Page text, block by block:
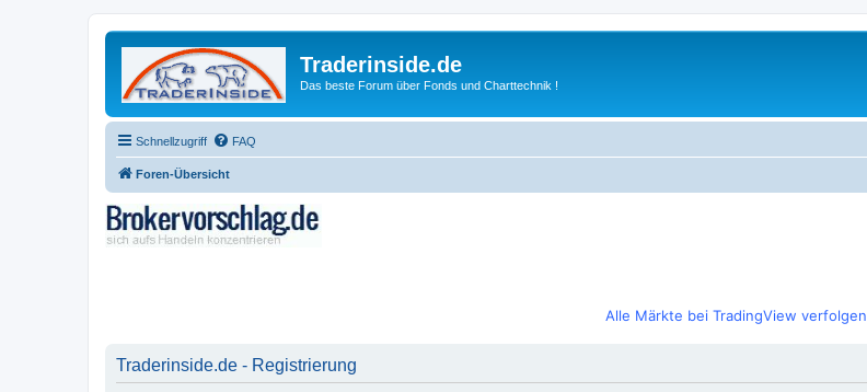
Traderinside.de
Das beste Forum über Fonds und Charttechnik !
Schnellzugriff FAQ
Foren-Übersicht
Alle Märkte bei TradingView verfolgen
Traderinside.de - Registrierung